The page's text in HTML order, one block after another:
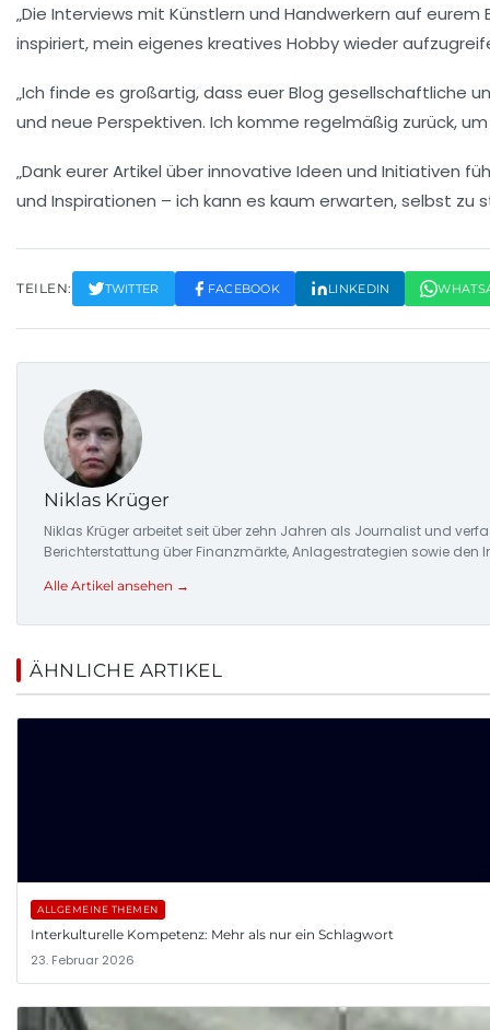
„Die Interviews mit Künstlern und Handwerkern auf
inspiriert, mein eigenes kreatives Hobby wieder
„Ich finde es großartig, dass euer Blog gesellschaftliche
und neue Perspektiven. Ich komme regelmäßig zurück,
„Dank eurer Artikel über innovative Ideen und Initiativen
und Inspirationen – ich kann es kaum erwarten, selbst zu
TEILEN: TWITTER FACEBOOK LINKEDIN
Niklas Krüger
Niklas Krüger arbeitet seit über zehn Jahren als Journalist und
Berichterstattung über Finanzmärkte, Anlagestrategien sowie
Alle Artikel ansehen →
ÄHNLICHE ARTIKEL
ALLGEMEINE THEMEN
Interkulturelle Kompetenz: Mehr als nur ein Schlagwort
23. Februar 2026